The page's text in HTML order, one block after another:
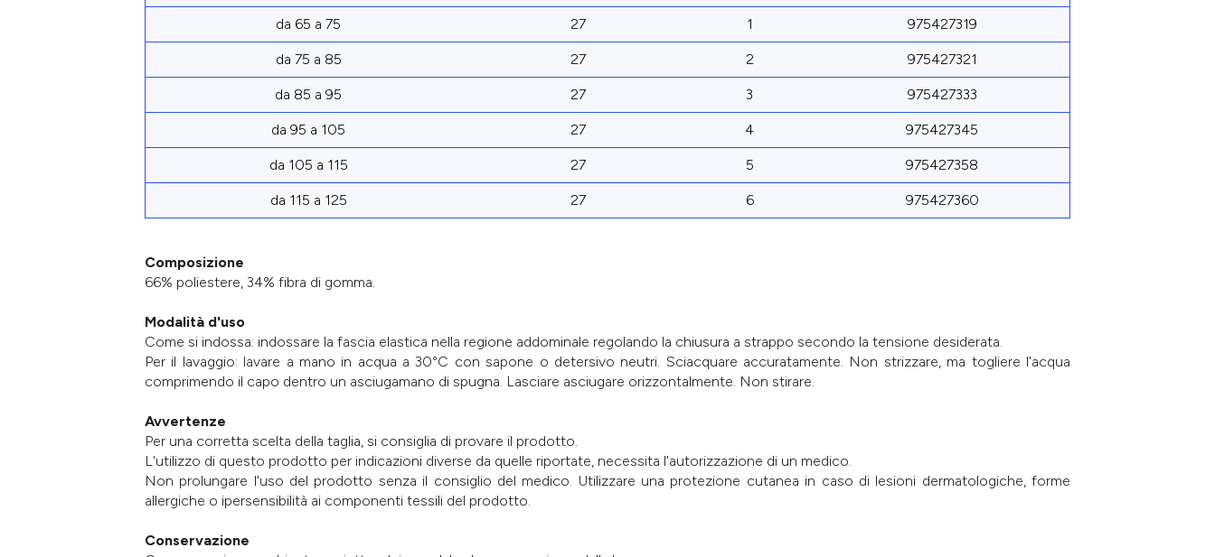
da 65 a 75 27 1 975427319
da 75 a 85 27 2 975427321
da 85 a 95 27 3 975427333
da 95 a 105 27 4 975427345
da 105 a 115 27 5 975427358
da 115 a 125 27 6 975427360
Composizione
66% poliestere, 34% fibra di gomma.
Modalità d'uso
Come si indossa: indossare la fascia elastica nella regione addominale regolando la chiusura a strappo secondo la tensione desiderata.
Per il lavaggio: lavare a mano in acqua a 30°C con sapone o detersivo neutri. Sciacquare accuratamente. Non strizzare, ma togliere l'acqua
comprimendo il capo dentro un asciugamano di spugna. Lasciare asciugare orizzontalmente. Non stirare.
Avvertenze
Per una corretta scelta della taglia, si consiglia di provare il prodotto.
L'utilizzo di questo prodotto per indicazioni diverse da quelle riportate, necessita l'autorizzazione di un medico.
Non prolungare l'uso del prodotto senza il consiglio del medico. Utilizzare una protezione cutanea in caso di lesioni dermatologiche, forme
allergiche o ipersensibilità ai componenti tessili del prodotto.
Conservazione